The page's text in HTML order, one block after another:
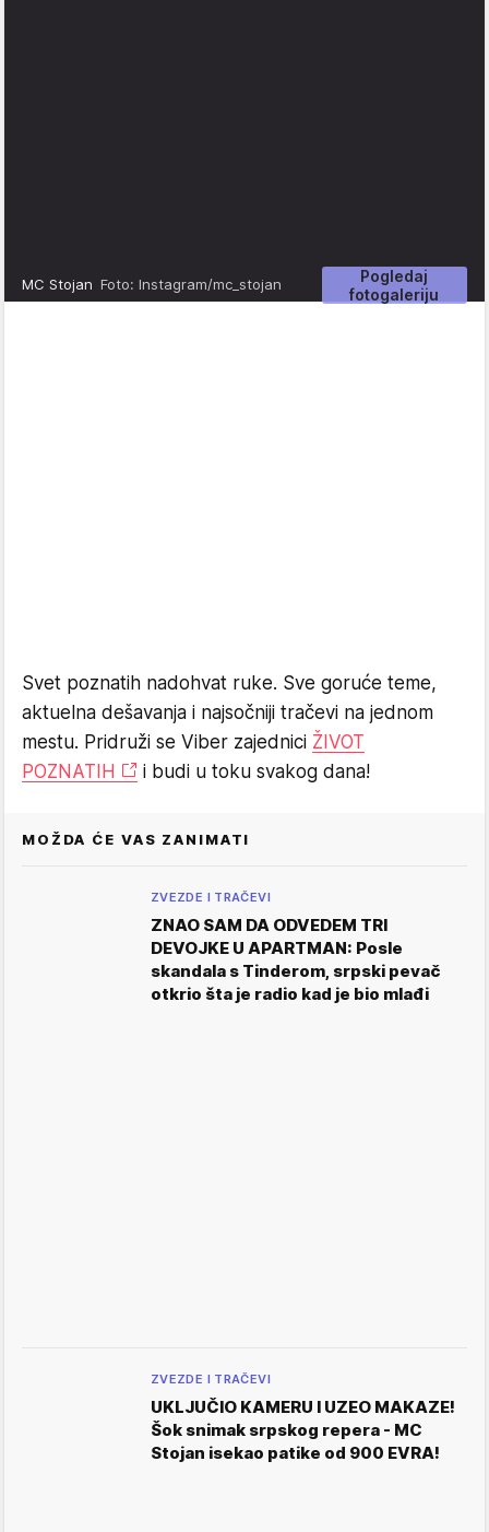
Pogledaj
fotogaleriju
MC Stojan Foto: Instagram/mc_stojan
Svet poznatih nadohvat ruke. Sve goruće teme,
aktuelna dešavanja i najsočniji tračevi na jednom
mestu. Pridruži se Viber zajednici ŽIVOT
POZNATIH
i budi u toku svakog dana!
MOŽDA ĆE VAS ZANIMATI
ZVEZDE I TRAČEVI
ZNAO SAM DA ODVEDEM TRI
DEVOJKE U APARTMAN: Posle
skandala s Tinderom, srpski pevač
otkrio šta je radio kad je bio mlađi
ZVEZDE I TRAČEVI
UKLJUČIO KAMERU I UZEO MAKAZE!
Šok snimak srpskog repera - MC
Stojan isekao patike od 900 EVRA!